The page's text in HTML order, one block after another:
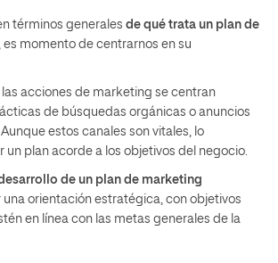
términos generales de qué trata un plan de
, es momento de centrarnos en su
las acciones de marketing se centran
de búsquedas orgánicas o anuncios
estos canales son vitales, lo
un plan acorde a los objetivos del negocio.
de un plan de marketing
orientación estratégica, con objetivos
en línea con las metas generales de la